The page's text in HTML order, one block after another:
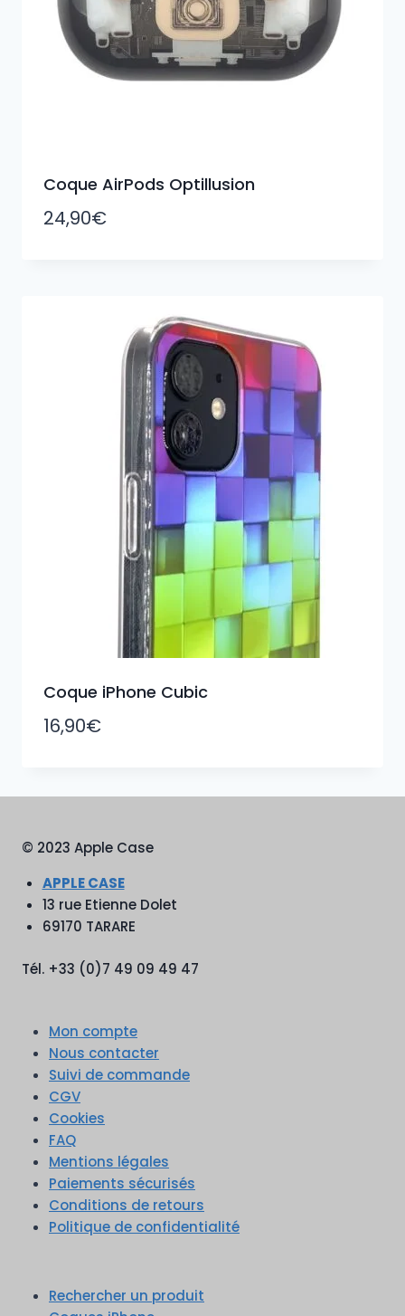
Coque AirPods Optillusion
24,90€
Coque iPhone Cubic
16,90€
© 2023 Apple Case
APPLE CASE
13 rue Etienne Dolet
69170 TARARE
Tél. +33 (0)7 49 09 49 47
Mon compte
Nous contacter
Suivi de commande
CGV
Cookies
FAQ
Mentions légales
Paiements sécurisés
Conditions de retours
Politique de confidentialité
Rechercher un produit